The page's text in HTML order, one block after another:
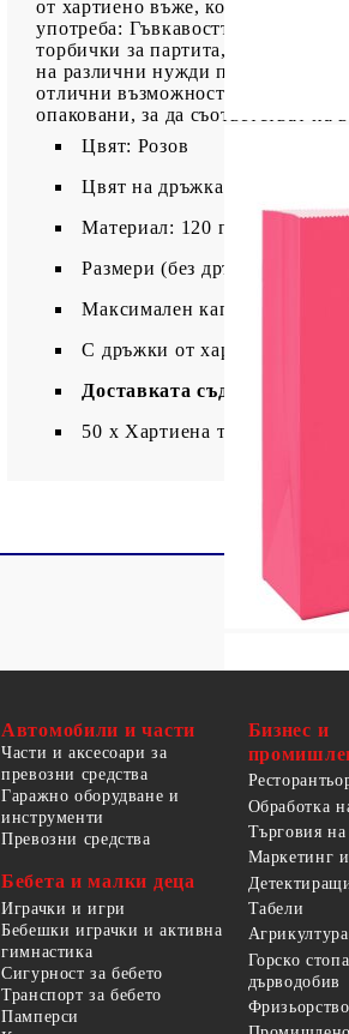
от хартиено въже, които са
употреба: Гъвкавостта на
торбички за партита, торбички за
на различни нужди при различни
отлични възможности за
опаковани, за да съответстват на
Цвят: Розов
Цвят на дръжката: Бял
Материал: 120 г/кв.м хартия
Размери (без дръжки): 54 x
Максимален капацитет на
С дръжки от хартиено въже
Доставката съдържа:
50 х Хартиена торба
Автомобили и части
Части и аксесоари за
превозни средства
Гаражно оборудване и
инструменти
Превозни средства
Бебета и малки деца
Играчки и игри
Бебешки играчки и активна
гимнастика
Сигурност за бебето
Транспорт за бебето
Памперси
Бизнес и
Обработка
Търговия
Маркетинг
Табели
Агрикултура
Горско
дърводобив